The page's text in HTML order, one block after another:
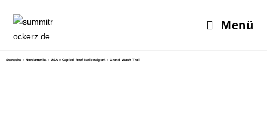
Menü
Startseite » Nordamerika » USA » Capitol Reef Nationalpark » Grand Wash Trail